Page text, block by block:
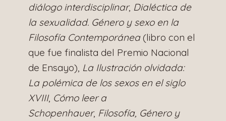
diálogo interdisciplinar, Dialéctica de
la sexualidad. Género y sexo en la
Filosofía Contemporánea(libro con el
que fue finalista del Premio Nacional
de Ensayo), La Ilustración olvidada:
La polémica de los sexos en el siglo
XVIII, Cómo leer a
Schopenhauer, Filosofía, Género y